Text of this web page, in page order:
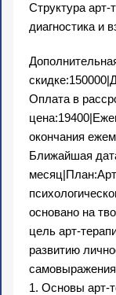
Структура арт-
диагностика и
Оплата в
окончания
Ближайшая
основано на
цель арт-
развитию
1. Основы арт-